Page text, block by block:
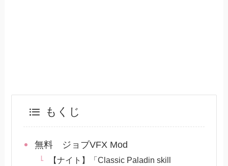
もくじ
無料 ジョブVFX Mod
【ナイト】「Classic Paladin skill